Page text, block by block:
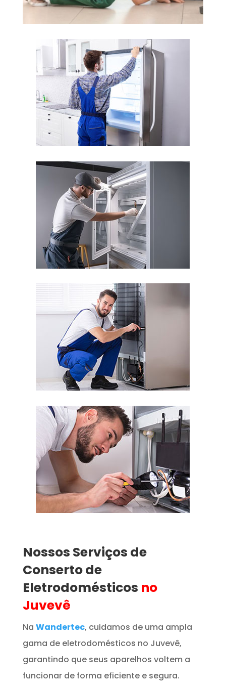
Nossos Serviços de
Conserto de
Eletrodomésticos no
Juvevê
Na Wandertec, cuidamos de uma ampla
gama de eletrodomésticos no Juvevê,
garantindo que seus aparelhos voltem a
funcionar de forma eficiente e segura.